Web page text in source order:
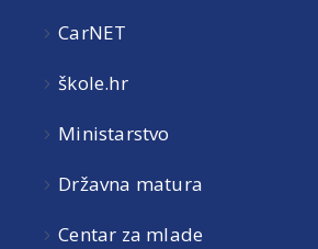
CarNET
škole.hr
Ministarstvo
Državna matura
Centar za mlade